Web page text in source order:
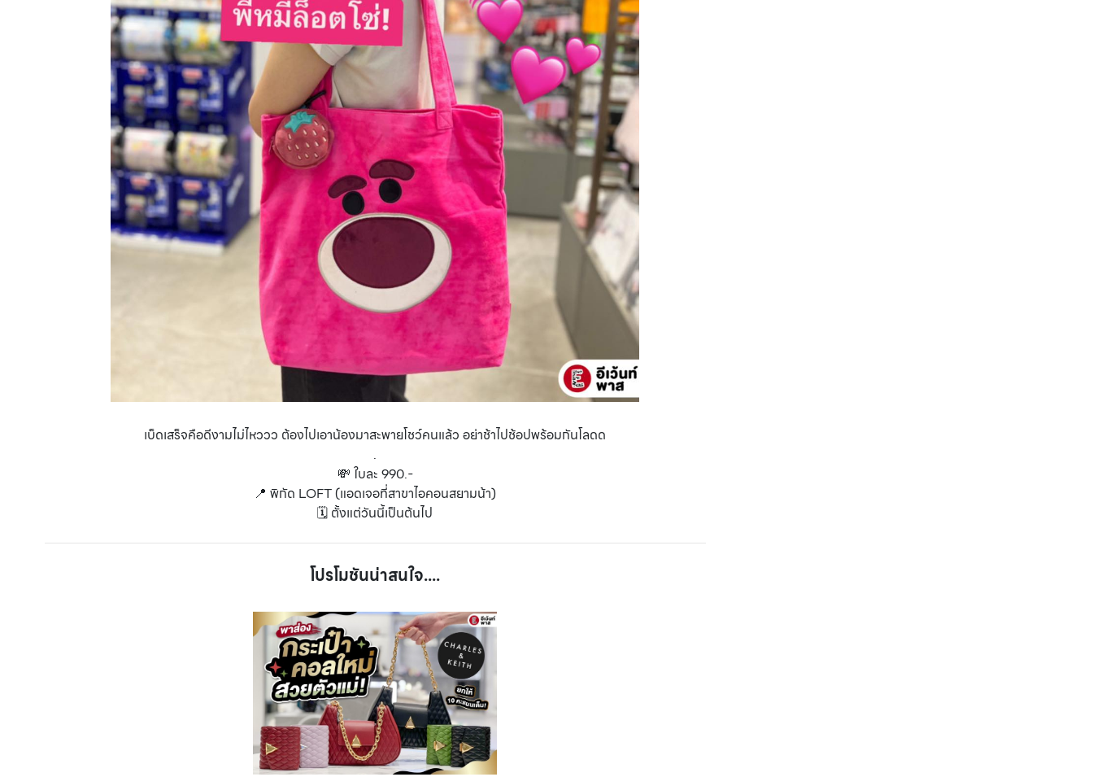
เบ็ดเสร็จคือดีงามไม่ไหววว ต้องไปเอาน้องมาสะพายโชว์คนแล้ว อย่าช้าไปช้อปพร้อมกันโลดด
.
💸 ใบละ 990.-
📍 พิกัด LOFT (แอดเจอที่สาขาไอคอนสยามน้า)
🗓️ ตั้งแต่วันนี้เป็นต้นไป
โปรโมชันน่าสนใจ....